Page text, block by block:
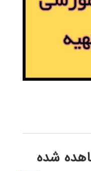
شده